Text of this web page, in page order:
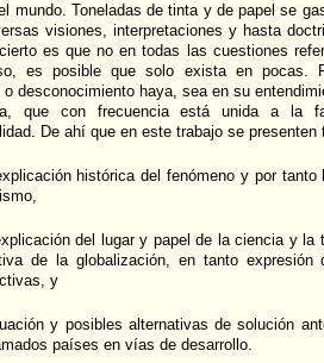
mundo. Toneladas de tinta y de papel se
visiones, interpretaciones y hasta
es que no en todas las cuestiones
es posible que solo exista en pocas.
o desconocimiento haya, sea en su
que con frecuencia está unida a la
De ahí que en este trabajo se
histórica del fenómeno y por tanto
del lugar y papel de la ciencia y la
de la globalización, en tanto expresión
y
y posibles alternativas de solución
países en vías de desarrollo.